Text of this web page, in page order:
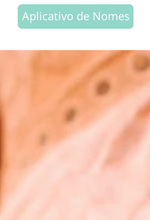
Aplicativo de Nomes